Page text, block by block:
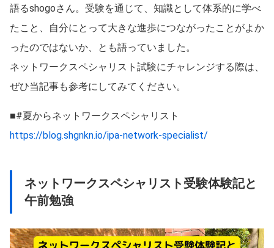
語るshogoさん。受験を通じて、知識として体系的に学べ
たこと、自分にとって大きな進歩につながったことがよか
ったのではないか、とも語っていました。
ネットワークスペシャリスト試験にチャレンジする際は、
ぜひ当記事も参考にしてみてください。
■#夏からネットワークスペシャリスト
https://blog.shgnkn.io/ipa-network-specialist/
ネットワークスペシャリスト受験体験記と
午前勉強